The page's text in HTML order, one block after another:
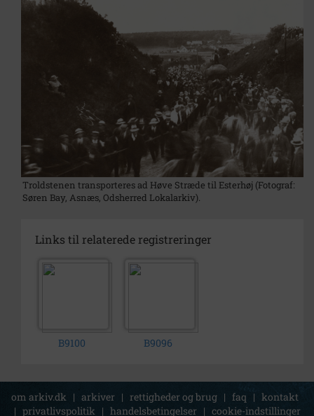
Troldstenen transporteres ad Høve Stræde til Esterhøj (Fotograf:
Søren Bay, Asnæs, Odsherred Lokalarkiv).
Links til relaterede registreringer
B9100 B9096
om arkiv.dk | arkiver | rettigheder og brug | faq | kontakt
| privatlivspolitik | handelsbetingelser | cookie-indstillinger